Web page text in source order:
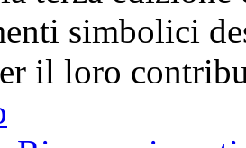
simbolici
il loro